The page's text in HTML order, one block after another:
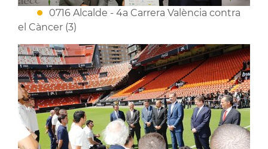
0716 Alcalde - 4a Carrera València contra
el Càncer (3)